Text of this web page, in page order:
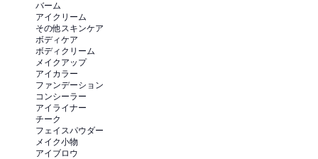
バーム
アイクリーム
その他スキンケア
ボディケア
ボディクリーム
メイクアップ
アイカラー
ファンデーション
コンシーラー
アイライナー
チーク
フェイスパウダー
メイク小物
アイブロウ